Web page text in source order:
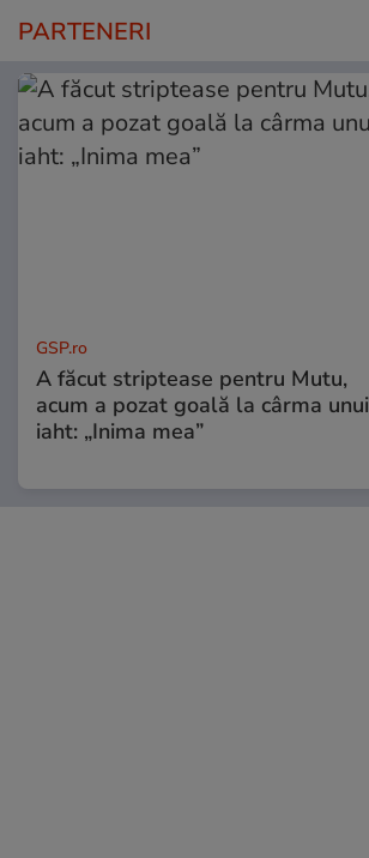
PARTENERI
GSP.ro
A făcut striptease pentru Mutu,
acum a pozat goală la cârma unui
iaht: „Inima mea”